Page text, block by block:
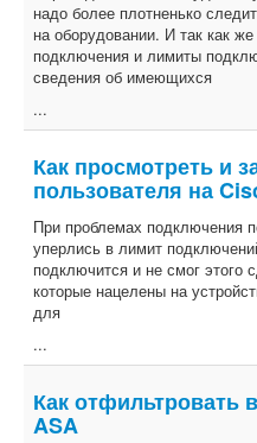
надо более плотненько
на оборудовании. И так как
подключения и лимиты
сведения об имеющихся
...
Как просмотреть и
пользователя на
При проблемах подключения
уперлись в лимит
подключится и не смог этого
которые нацелены на
для
...
Как отфильтровать
ASA